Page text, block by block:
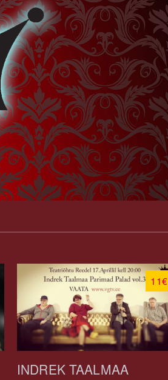
INDREK TAALMAA
11€